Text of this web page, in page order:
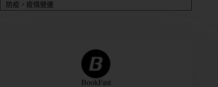
防疫，疫情營運
BookFast